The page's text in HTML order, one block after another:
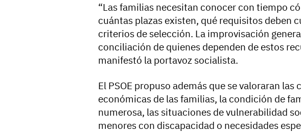
“Las familias necesitan conocer con tiempo
cuántas plazas existen, qué requisitos deben
criterios de selección. La improvisación
conciliación de quienes dependen de estos
manifestó la portavoz socialista.
El PSOE propuso además que se valoraran
económicas de las familias, la condición de
numerosa, las situaciones de vulnerabilidad
menores con discapacidad o necesidades